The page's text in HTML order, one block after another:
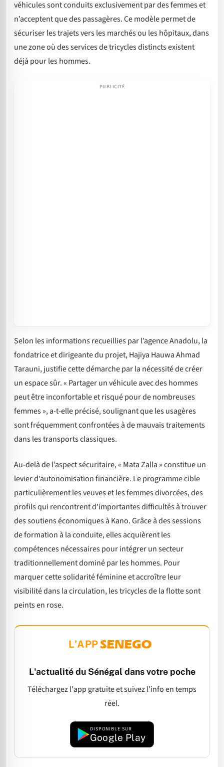
véhicules sont conduits exclusivement par des femmes et
n’acceptent que des passagères. Ce modèle permet de
sécuriser les trajets vers les marchés ou les hôpitaux, dans
une zone où des services de tricycles distincts existent
déjà pour les hommes.
Selon les informations recueillies par l’agence Anadolu, la
fondatrice et dirigeante du projet, Hajiya Hauwa Ahmad
Tarauni, justifie cette démarche par la nécessité de créer
un espace sûr. « Partager un véhicule avec des hommes
peut être inconfortable et risqué pour de nombreuses
femmes », a-t-elle précisé, soulignant que les usagères
sont fréquemment confrontées à de mauvais traitements
dans les transports classiques.
Au-delà de l’aspect sécuritaire, « Mata Zalla » constitue un
levier d’autonomisation financière. Le programme cible
particulièrement les veuves et les femmes divorcées, des
profils qui rencontrent d’importantes difficultés à trouver
des soutiens économiques à Kano. Grâce à des sessions
de formation à la conduite, elles acquièrent les
compétences nécessaires pour intégrer un secteur
traditionnellement dominé par les hommes. Pour
marquer cette solidarité féminine et accroître leur
visibilité dans la circulation, les tricycles de la flotte sont
peints en rose.
L'APP
L'actualité du Sénégal dans votre poche
Téléchargez l'app gratuite et suivez l'info en temps
réel.
DISPONIBLE SUR
Google Play